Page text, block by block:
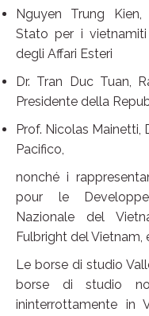
Nguyen Trung
Stato per i vietnamiti
degli Affari Esteri
Dr. Tran Duc Tuan,
Presidente della
Prof. Nicolas Mainetti,
Pacifico,
nonché i
pour le
Nazionale del
Fulbright del Vietnam,
Le borse di studio
borse di studio
ininterrottamente in